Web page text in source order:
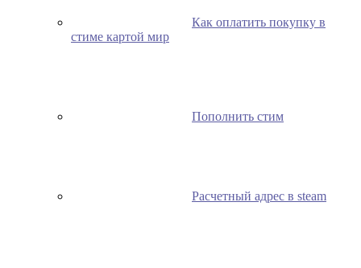
Как оплатить покупку в
стиме картой мир
Пополнить стим
Расчетный адрес в steam